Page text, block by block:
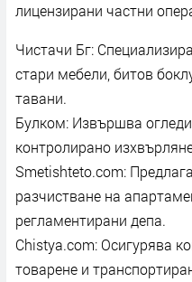
лицензирани частни
Чистачи Бг:
стари мебели, битов
тавани.
Булком: Извършва
контролирано
Smetishteto.com:
разчистване на
регламентирани депа.
Chistya.com: Осигурява
товарене и